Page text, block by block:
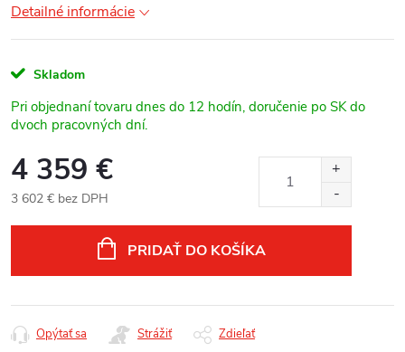
Detailné informácie
Skladom
Pri objednaní tovaru dnes do 12 hodín, doručenie po SK do
dvoch pracovných dní.
4 359 €
3 602 € bez DPH
PRIDAŤ DO KOŠÍKA
Opýtať sa Strážiť Zdieľať